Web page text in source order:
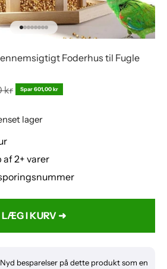
Gå til element 1
Gå til element 2
Gå til element 3
Gå til element 4
Gå til element 5
Gå til element 6
Gå til element 7
Gå til element 8
Foderhus til Fugle
kr Spar 601,00 kr
lager
af 2+ varer
LÆG I KURV ➜
Nyd besparelser på dette produkt som en